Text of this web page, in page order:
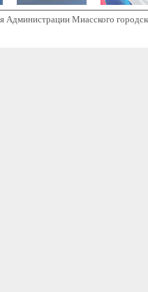
Администрации Миасского